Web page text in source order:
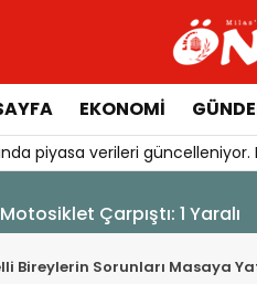
EKONOMİ
piyasa verileri
Durduruldu
Bireylerin Sorunları Masaya